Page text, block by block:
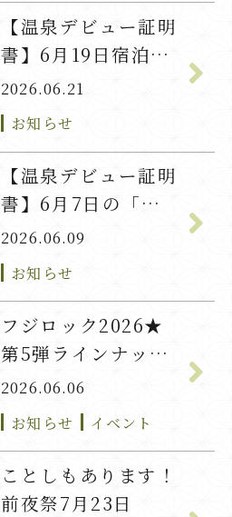
【温泉デビュー証明
書】6月19日宿泊
「ちかげ」君
2026.06.21
お知らせ
【温泉デビュー証明
書】6月7日の「れ
の」君
2026.06.09
お知らせ
フジロック2026★
第5弾ラインナップ
発表！
2026.06.06
お知らせ
イベント
ことしもあります！
前夜祭7月23日